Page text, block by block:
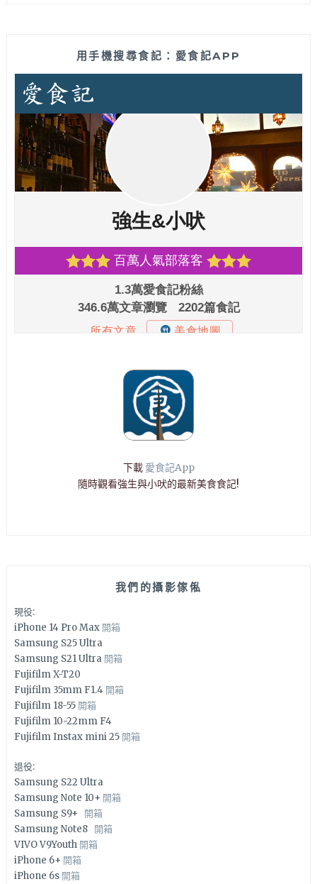
用手機搜尋食記：愛食記APP
下載 愛食記App
隨時觀看強生與小吠的最新美食食記!
我們的攝影傢俬
現役:
iPhone 14 Pro Max 開箱
Samsung S25 Ultra
Samsung S21 Ultra 開箱
Fujifilm X-T20
Fujifilm 35mm F1.4 開箱
Fujifilm 18-55 開箱
Fujifilm 10-22mm F4
Fujifilm Instax mini 25 開箱
退役:
Samsung S22 Ultra
Samsung Note 10+ 開箱
Samsung S9+ 開箱
Samsung Note8 開箱
VIVO V9Youth 開箱
iPhone 6+ 開箱
iPhone 6s 開箱